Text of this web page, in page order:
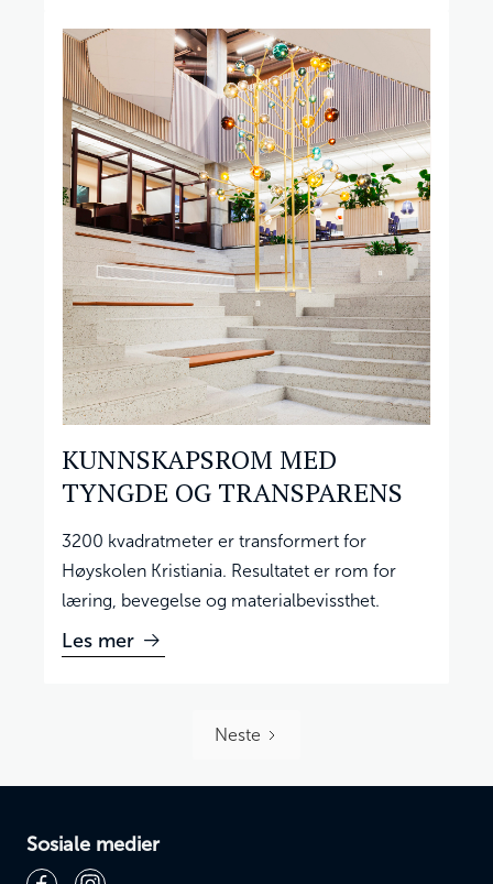
KUNNSKAPSROM MED
TYNGDE OG TRANSPARENS
3200 kvadratmeter er transformert for
Høyskolen Kristiania. Resultatet er rom for
læring, bevegelse og materialbevissthet.
Les mer
Neste
Sosiale medier